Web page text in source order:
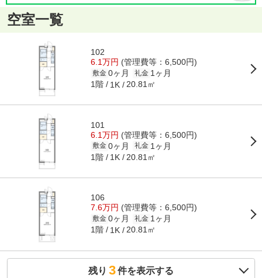
空室一覧
102
6.1万円 (管理費等：6,500円)
敷金 0ヶ月 礼金 1ヶ月
1階 1K 20.81㎡
101
6.1万円 (管理費等：6,500円)
敷金 0ヶ月 礼金 1ヶ月
1階 1K 20.81㎡
106
7.6万円 (管理費等：6,500円)
敷金 0ヶ月 礼金 1ヶ月
1階 1K 20.81㎡
残り 3件を表示する